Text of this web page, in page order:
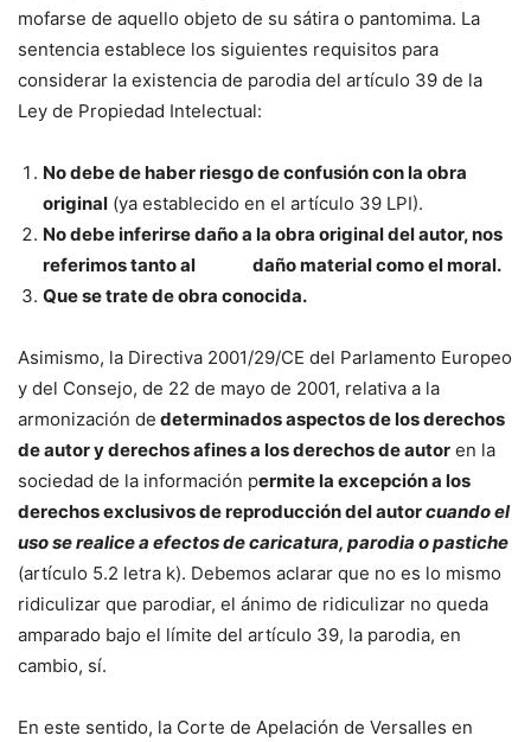
mofarse de aquello objeto de su sátira o pantomima. La
sentencia establece los siguientes requisitos para
considerar la existencia de parodia del artículo 39 de la
Ley de Propiedad Intelectual:
No debe de haber riesgo de confusión con la obra
original (ya establecido en el artículo 39 LPI).
No debe inferirse daño a la obra original del autor, nos
referimos tanto al daño material como el moral.
Que se trate de obra conocida.
Asimismo, la Directiva 2001/29/CE del Parlamento Europeo
y del Consejo, de 22 de mayo de 2001, relativa a la
armonización de determinados aspectos de los derechos
de autor y derechos afines a los derechos de autor en la
sociedad de la información permite la excepción a los
derechos exclusivos de reproducción del autorcuando el
uso se realice a efectos de caricatura, parodia o pastiche
(artículo 5.2 letra k). Debemos aclarar que no es lo mismo
ridiculizar que parodiar, el ánimo de ridiculizar no queda
amparado bajo el límite del artículo 39, la parodia, en
cambio, sí.
En este sentido, la Corte de Apelación de Versalles en